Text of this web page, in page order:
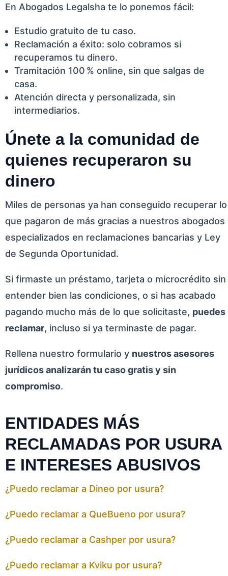
En Abogados Legalsha te lo ponemos fácil:
Estudio gratuito de tu caso.
Reclamación a éxito: solo cobramos si
recuperamos tu dinero.
Tramitación 100 % online, sin que salgas de
casa.
Atención directa y personalizada, sin
intermediarios.
Únete a la comunidad de
quienes recuperaron su
dinero
Miles de personas ya han conseguido recuperar lo
que pagaron de más gracias a nuestros abogados
especializados en reclamaciones bancarias y Ley
de Segunda Oportunidad.
Si firmaste un préstamo, tarjeta o microcrédito sin
entender bien las condiciones, o si has acabado
pagando mucho más de lo que solicitaste, puedes
reclamar, incluso si ya terminaste de pagar.
Rellena nuestro formulario y nuestros asesores
jurídicos analizarán tu caso gratis y sin
compromiso.
ENTIDADES MÁS
RECLAMADAS POR USURA
E INTERESES ABUSIVOS
¿Puedo reclamar a Dineo por usura?
¿Puedo reclamar a QueBueno por usura?
¿Puedo reclamar a Cashper por usura?
¿Puedo reclamar a Kviku por usura?